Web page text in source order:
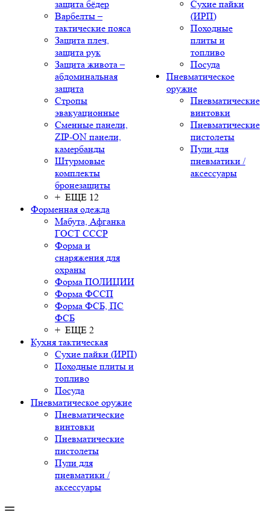
защита бёдер
Варбелты –
тактические пояса
Защита плеч,
защита рук
Защита живота –
абдоминальная
защита
Стропы
эвакуационные
Сменные панели,
ZIP-ON панели,
камербанды
Штурмовые
комплекты
бронезащиты
+ ЕЩЕ 12
Форменная одежда
Мабута, Афганка
ГОСТ СССР
Форма и
снаряжения для
охраны
Форма ПОЛИЦИИ
Форма ФССП
Форма ФСБ, ПС
ФСБ
+ ЕЩЕ 2
Кухня тактическая
Сухие пайки (ИРП)
Походные плиты и
топливо
Посуда
Пневматическое оружие
Пневматические
винтовки
Пневматические
пистолеты
Пули для
пневматики /
аксессуары
Сухие пайки
(ИРП)
Походные
плиты и
топливо
Посуда
Пневматическое
оружие
Пневматические
винтовки
Пневматические
пистолеты
Пули для
пневматики /
аксессуары